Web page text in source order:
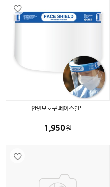
안면보호구 페이스쉴드
1,950원